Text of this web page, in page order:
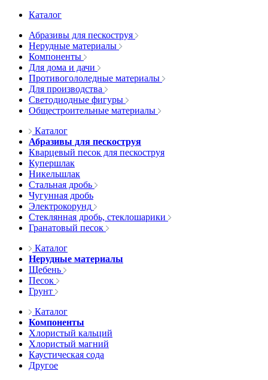
Каталог
Абразивы для пескоструя
Нерудные материалы
Компоненты
Для дома и дачи
Противогололедные материалы
Для производства
Светодиодные фигуры
Общестроительные материалы
Каталог
Абразивы для пескоструя
Кварцевый песок для пескоструя
Купершлак
Никельшлак
Стальная дробь
Чугунная дробь
Электрокорунд
Стеклянная дробь, стеклошарики
Гранатовый песок
Каталог
Нерудные материалы
Щебень
Песок
Грунт
Каталог
Компоненты
Хлористый кальций
Хлористый магний
Каустическая сода
Другое